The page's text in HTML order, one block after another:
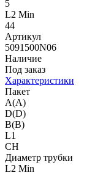
5
L2 Min
44
Артикул
5091500N06
Наличие
Под заказ
Характеристики
Пакет
A(A)
D(D)
B(B)
L1
CH
Диаметр трубки
L2 Min